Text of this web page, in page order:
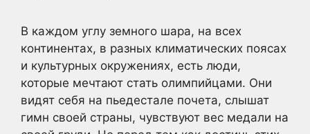
В каждом углу земного шара, на всех
континентах, в разных климатических поясах
и культурных окружениях, есть люди,
которые мечтают стать олимпийцами. Они
видят себя на пьедестале почета, слышат
гимн своей страны, чувствуют вес медали на